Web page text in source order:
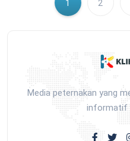
1 2
Media peternakan yang
informatif